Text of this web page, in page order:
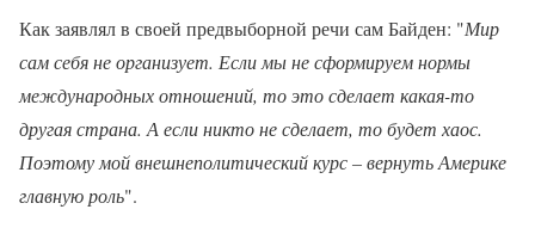
Как заявлял в своей предвыборной речи сам Байден: "Мир
сам себя не организует. Если мы не сформируем нормы
международных отношений, то это сделает какая-то
другая страна. А если никто не сделает, то будет хаос.
Поэтому мой внешнеполитический курс – вернуть Америке
главную роль".